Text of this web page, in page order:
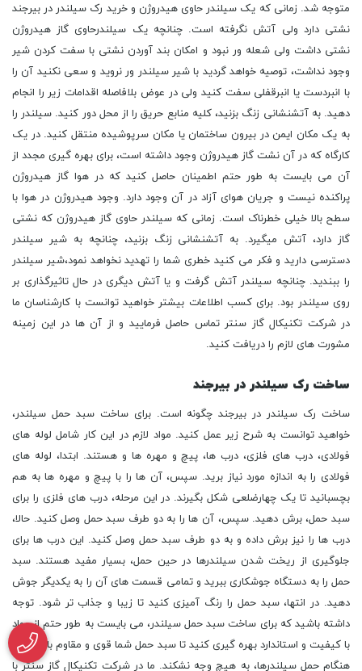
متوجه شد. زمانی که یک سیلندر حاوی هیدروژن و خرید رک سیلندر در بیرجند
نشتی دارد ولی آتش نگرفته است. چنانچه یک سیلندرحاوی گاز هیدروژن
نشتی داشت ولی شعله‏ ور نبود و امکان بند آوردن نشتی با سفت کردن شیر
وجود نداشت، توصیه خواهد گردید با شیر سیلندر ور نروید و سعی نکنید آن را
با انبردست یا انبرقفلی سفت کنید ولی در عوض بلافاصله اقدامات زیر را انجام
دهید. به آتش‏نشانی زنگ بزنید، کلیه منابع حریق را از محل دور کنید. سیلندر را
به یک مکان ایمن در بیرون ساختمان یا مکان سرپوشیده منتقل کنید. در یک
کارگاه که در آن نشت گاز هیدروژن وجود داشته است، برای بهره گیری مجدد از
آن می بایست به طور حتم اطمینان حاصل کنید که در هوا گاز هیدروژن
پراکنده نیست و جریان هوای آزاد در آن وجود دارد. وجود هیدروژن در هوا با
سطح بالا خیلی خطرناک است. زمانی که سیلندر حاوی گاز هیدروژن که نشتی
گاز دارد، آتش می‏گیرد. به آتش‏نشانی زنگ بزنید، چنانچه به شیر سیلندر
دسترسی دارید و فکر می ‏کنید خطری شما را تهدید نخواهد نمود،شیر سیلندر
را ببندید. چنانچه سیلندر آتش گرفت و یا آتش دیگری در حال تاثیرگذاری بر
روی سیلندر بود. برای کسب اطلاعات بیشتر خواهید توانست با کارشناسان ما
در شرکت تکنیکال گاز سنتر تماس حاصل فرمایید و از آن ها در این زمینه
مشورت های لازم را دریافت کنید.
ساخت رک سیلندر در بیرجند
ساخت رک سیلندر در بیرجند چگونه است. برای ساخت سبد حمل سیلندر،
خواهید توانست به شرح زیر عمل کنید. مواد لازم در این کار شامل لوله های
فولادی، درب های فلزی، درب ها، پیچ و مهره ها و هستند. ابتدا، لوله های
فولادی را به اندازه مورد نیاز برید. سپس، آن ها را با پیچ و مهره ها به هم
بچسبانید تا یک چهارضلعی شکل بگیرند. در این مرحله، درب های فلزی را برای
سبد حمل، برش دهید. سپس، آن ها را به دو طرف سبد حمل وصل کنید. حالا،
درب ها را نیز برش داده و به دو طرف سبد حمل وصل کنید. این درب ها برای
جلوگیری از ریخت شدن سیلندرها در حین حمل، بسیار مفید هستند. سبد
حمل را به دستگاه جوشکاری ببرید و تمامی قسمت های آن را به یکدیگر جوش
دهید. در انتها، سبد حمل را رنگ آمیزی کنید تا زیبا و جذاب تر شود. توجه
داشته باشید که برای ساخت سبد حمل سیلندر، می بایست به طور حتم از مواد
با کیفیت و استاندارد بهره گیری کنید تا سبد حمل شما قوی و مقاوم باشد و در
هنگام حمل سیلندرها، به هیچ وجه نشکند. ما در شرکت تکنیکال گاز سنتر با